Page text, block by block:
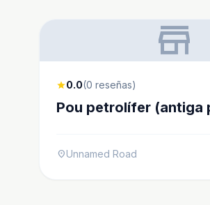
store
star0.0(0 reseñas)
Pou petrolífer (antiga
location_onUnnamed Road